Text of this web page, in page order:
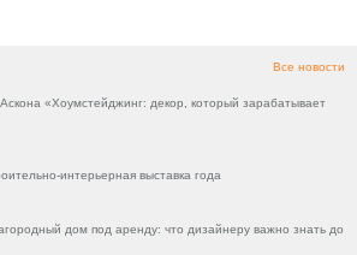
Все новости
«Хоумстейджинг: декор, который зарабатывает
интерьерная выставка года
дом под аренду: что дизайнеру важно знать до